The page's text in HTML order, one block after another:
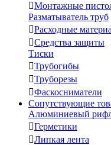
Монтажные
Разматыватель труб
Расходные
Средства защиты
Тиски
Трубогибы
Труборезы
Фаскосниматели
Сопутствующие
Алюминиевый
Герметики
Липкая лента